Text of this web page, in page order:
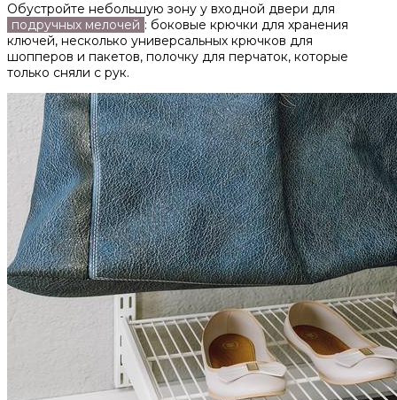
Обустройте небольшую зону у входной двери для
подручных мелочей : боковые крючки для хранения
ключей, несколько универсальных крючков для
шопперов и пакетов, полочку для перчаток, которые
только сняли с рук.